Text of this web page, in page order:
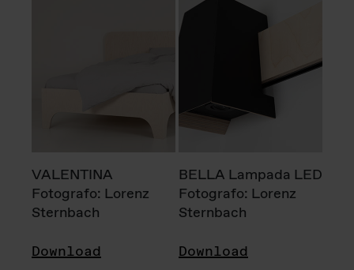
VALENTINA
Fotografo: Lorenz
Sternbach
Download
BELLA Lampada LED
Fotografo: Lorenz
Sternbach
Download